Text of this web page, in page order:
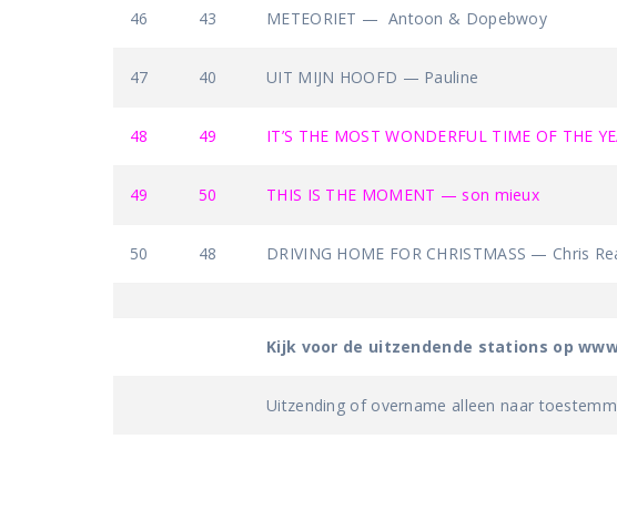
46 43 METEORIET — Antoon & Dopebwoy
47 40 UIT MIJN HOOFD — Pauline
48 49 IT’S THE MOST WONDERFUL TIME OF THE
49 50 THIS IS THE MOMENT — son mieux
50 48 DRIVING HOME FOR CHRISTMASS — Chris
Kijk voor de uitzendende stations op
Uitzending of overname alleen naar